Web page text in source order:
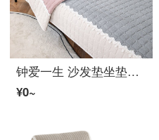
钟爱一生 沙发垫坐垫冬季加厚毛フランネルソファーカバー罩 防滑沙发盖巾红木沙发坐垫子 灯芯フランネル拼接（浅灰色）90*90cm
¥0~